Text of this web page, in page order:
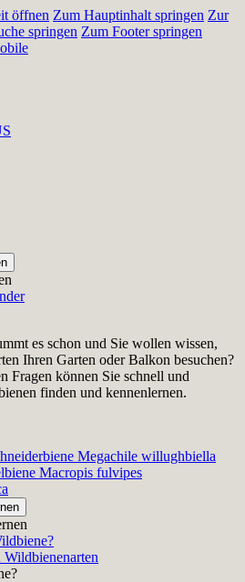
öffnen Zum Hauptinhalt springen Zur
springen Zum Footer springen
es schon und Sie wollen wissen,
Ihren Garten oder Balkon besuchen?
Fragen können Sie schnell und
finden und kennenlernen.
Megachile willughbiella
Macropis fulvipes